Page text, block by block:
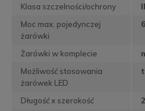
Klasa szczelności/ochrony
Moc max. pojedynczej
żarówki
Żarówki w komplecie
Możliwość stosowania
żarówek LED
Długość x szerokość